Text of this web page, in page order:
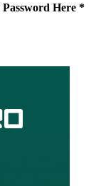
Here *